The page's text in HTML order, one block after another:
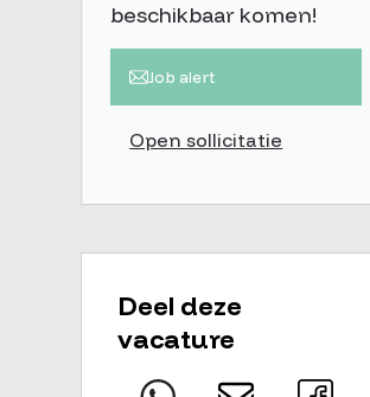
beschikbaar komen!
Job alert
Open sollicitatie
Deel deze
vacature